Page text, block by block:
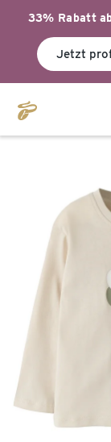
33% Rabatt
Jetzt